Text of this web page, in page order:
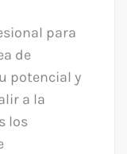
para
de
potencial y
a la
los